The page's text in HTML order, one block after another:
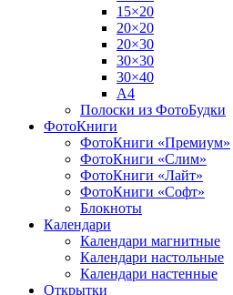
15×20
20×20
20×30
30×30
30×40
A4
Полоски из ФотоБудки
ФотоКниги
ФотоКниги «Премиум»
ФотоКниги «Слим»
ФотоКниги «Лайт»
ФотоКниги «Софт»
Блокноты
Календари
Календари магнитные
Календари настольные
Календари настенные
Открытки